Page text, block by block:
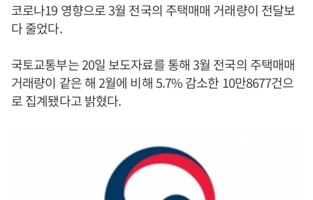
코로나19 영향으로 3월 전국의 주택매매 거래량이 전달보
다 줄었다.
국토교통부는 20일 보도자료를 통해 3월 전국의 주택매매
거래량이 같은 해 2월에 비해 5.7% 감소한 10만8677건으
로 집계됐다고 밝혔다.